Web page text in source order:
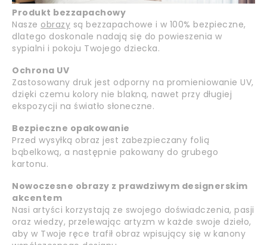
Produkt bezzapachowy
Nasze obrazy są bezzapachowe i w 100% bezpieczne,
dlatego doskonale nadają się do powieszenia w
sypialni i pokoju Twojego dziecka.
Ochrona UV
Zastosowany druk jest odporny na promieniowanie UV,
dzięki czemu kolory nie blakną, nawet przy długiej
ekspozycji na światło słoneczne.
Bezpieczne opakowanie
Przed wysyłką obraz jest zabezpieczany folią
bąbelkową, a następnie pakowany do grubego
kartonu.
Nowoczesne obrazy z prawdziwym designerskim
akcentem
Nasi artyści korzystają ze swojego doświadczenia, pasji
oraz wiedzy, przelewając artyzm w każde swoje dzieło,
aby w Twoje ręce trafił obraz wpisujący się w kanony